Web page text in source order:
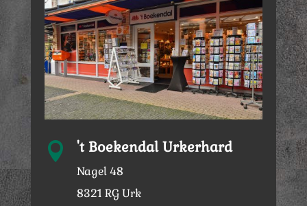
 't Boekendal Urkerhard
Nagel 48
8321 RG Urk